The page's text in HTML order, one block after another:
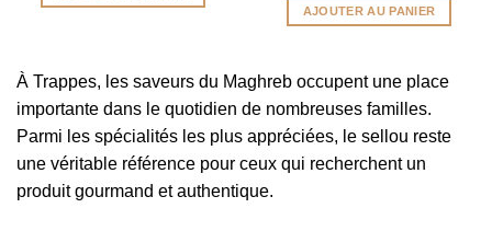
AJOUTER AU PANIER
À Trappes, les saveurs du Maghreb occupent une place
importante dans le quotidien de nombreuses familles.
Parmi les spécialités les plus appréciées, le sellou reste
une véritable référence pour ceux qui recherchent un
produit gourmand et authentique.